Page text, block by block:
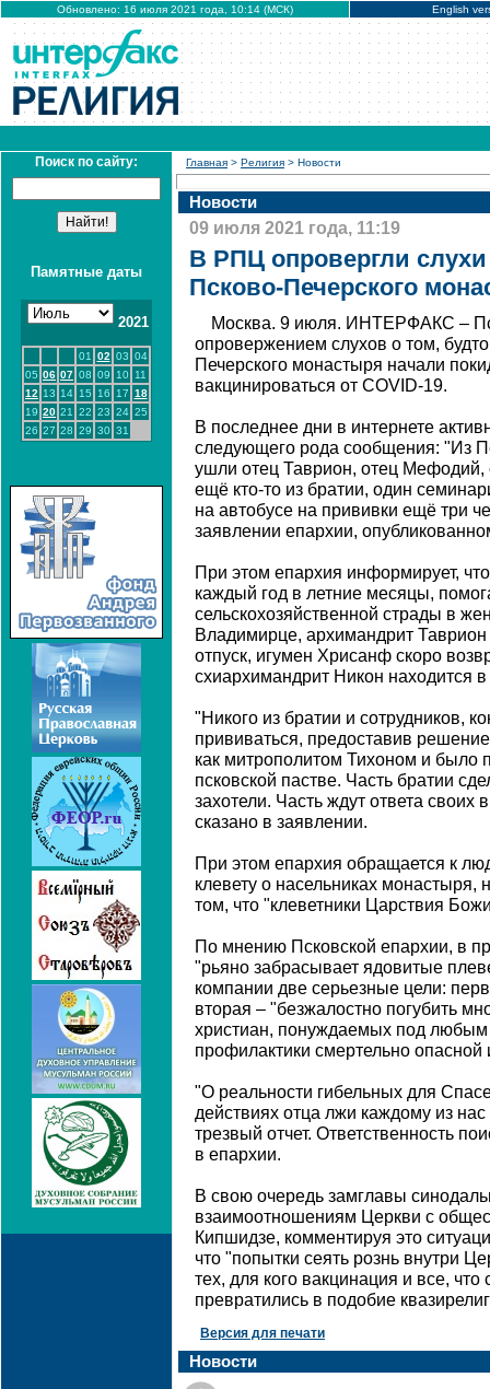
Обновлено: 16 июля 2021 года, 10:14 (МСК) English
Поиск по сайту:
Памятные даты
2021
01 02 03 04
05 06 07 08 09 10
11
12 13 14 15 16 17 18
19 20 21 22 23 24 25
26 27 28 29 30 31
Главная > Религия > Новости
Новости
09 июля 2021 года, 11:19
В РПЦ опровергли
Псково-Печерского
Москва. 9 июля. ИНТЕРФАКС –
опровержением слухов о том,
Печерского монастыря начали
вакцинироваться от COVID-19.
В последнее дни в интернете
следующего рода сообщения: "Из
ушли отец Таврион, отец
ещё кто-то из братии, один
на автобусе на прививки ещё три
заявлении епархии,
При этом епархия информирует,
каждый год в летние месяцы,
сельскохозяйственной страды в
Владимирце, архимандрит
отпуск, игумен Хрисанф скоро
схиархимандрит Никон находится
"Никого из братии и сотрудников,
прививаться, предоставив
как митрополитом Тихоном и было
псковской пастве. Часть братии
захотели. Часть ждут ответа своих
сказано в заявлении.
При этом епархия обращается к
клевету о насельниках
том, что "клеветники Царствия
По мнению Псковской епархии, в
"рьяно забрасывает ядовитые
компании две серьезные цели:
вторая – "безжалостно погубить
христиан, понуждаемых под любым
профилактики смертельно
"О реальности гибельных для
действиях отца лжи каждому из
трезвый отчет. Ответственность
в епархии.
В свою очередь замглавы
взаимоотношениям Церкви с
Кипшидзе, комментируя это
что "попытки сеять рознь внутри
тех, для кого вакцинация и все, что
превратились в подобие
Версия для печати
Новости